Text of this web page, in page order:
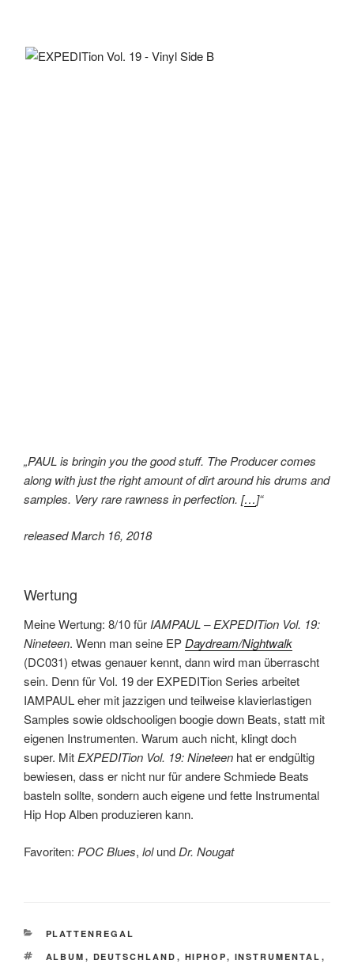
„PAUL is bringin you the good stuff. The Producer comes
along with just the right amount of dirt around his drums and
samples. Very rare rawness in perfection. […]“
released March 16, 2018
Wertung
Meine Wertung: 8/10 fürIAMPAUL – EXPEDITion Vol. 19:
Nineteen. Wenn man seine EPDaydream​/​Nightwalk
(DC031) etwas genauer kennt, dann wird man überrascht
sein. Denn für Vol. 19 der EXPEDITion Series arbeitet
IAMPAUL eher mit jazzigen und teilweise klavierlastigen
Samples sowie oldschooligen boogie down Beats, statt mit
eigenen Instrumenten. Warum auch nicht, klingt doch
super. MitEXPEDITion Vol. 19: Nineteen hat er endgültig
bewiesen, dass er nicht nur für andere Schmiede Beats
basteln sollte, sondern auch eigene und fette Instrumental
Hip Hop Alben produzieren kann.
Favoriten: POC Blues, lolund Dr. Nougat
KATEGORIEN
PLATTENREGAL
SCHLAGWÖRTER
ALBUM , DEUTSCHLAND , HIPHOP, INSTRUMENTAL ,